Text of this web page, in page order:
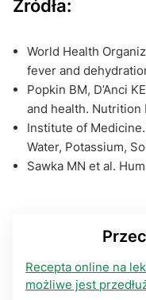
Źródła:
World Health
fever and
Popkin BM, D’Anci
and health. Nutrition
Institute of
Water, Potassium,
Sawka MN et al.
Recepta online na
możliwe jest